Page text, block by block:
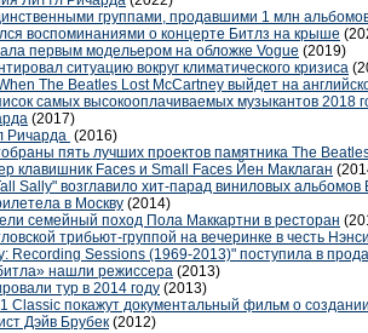
группами, продавшими 1 млн
воспоминаниями о концерте Битлз на крыше
первым модельером на обложке Vogue (2019)
ситуацию вокруг климатического кризиса
The Beatles Lost McCartney выйдет на
самых высокооплачиваемых музыкантов 2018
(2017)
Ричарда (2016)
пять лучших проектов памятника The
клавишник Faces и Small Faces Йен Маклаган
Sally" возглавило хит-парад виниловых альбомов
в Москву (2014)
семейный поход Пола Маккартни в ресторан
трибьют-группой на вечеринке в честь
Recording Sessions (1969-2013)" поступила в
нашли режиссера (2013)
тур в 2014 году (2013)
Classic покажут документальный фильм о
Дэйв Брубек (2012)